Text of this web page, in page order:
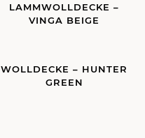
LAMMWOLLDECKE –
VINGA BEIGE
WOLLDECKE – HUNTER
GREEN